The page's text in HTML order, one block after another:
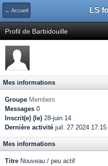
← Accueil LS
Profil de Barbidouille
Mes informations
Groupe Members
Messages 0
Inscrit(e) (le) 28-juin 14
Dernière activité juil. 27 2024 17:15
Mes informations
Titre Nouveau / peu actif